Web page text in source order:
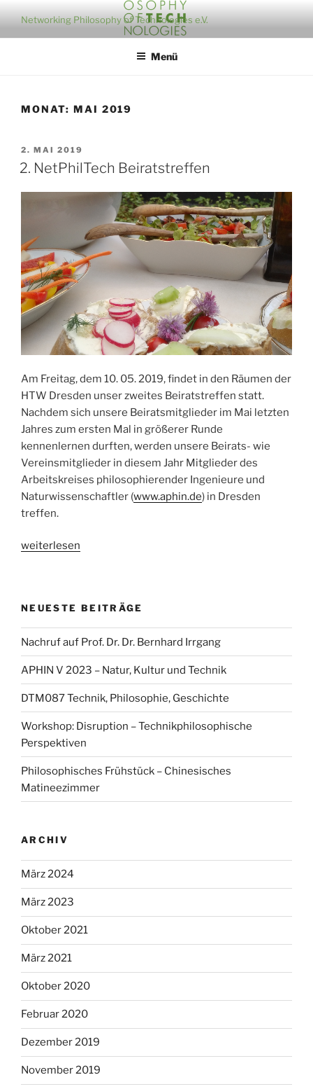
Inhalt
springen
Networking Philosophy of Technologies e.V.
Menü
MONAT: MAI 2019
VERÖFFENTLICHT
AM
2. MAI 2019
2. NetPhilTech Beiratstreffen
Am Freitag, dem 10. 05. 2019, findet in den Räumen der
HTW Dresden unser zweites Beiratstreffen statt.
Nachdem sich unsere Beiratsmitglieder im Mai letzten
Jahres zum ersten Mal in größerer Runde
kennenlernen durften, werden unsere Beirats- wie
Vereinsmitglieder in diesem Jahr Mitglieder des
Arbeitskreises philosophierender Ingenieure und
Naturwissenschaftler (www.aphin.de) in Dresden
treffen.
„2.
weiterlesen
NEUESTE BEITRÄGE
Nachruf auf Prof. Dr. Dr. Bernhard Irrgang
APHIN V 2023 – Natur, Kultur und Technik
DTM087 Technik, Philosophie, Geschichte
Workshop: Disruption – Technikphilosophische
Perspektiven
Philosophisches Frühstück – Chinesisches
Matineezimmer
ARCHIV
März 2024
März 2023
Oktober 2021
März 2021
Oktober 2020
Februar 2020
Dezember 2019
November 2019